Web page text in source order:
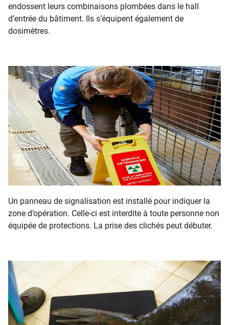
endossent leurs combinaisons plombées dans le hall
d’entrée du bâtiment. Ils s’équipent également de
dosimètres.
Un panneau de signalisation est installé pour indiquer la
zone d’opération. Celle-ci est interdite à toute personne non
équipée de protections. La prise des clichés peut débuter.